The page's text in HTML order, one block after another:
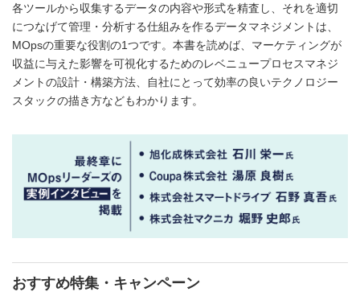
各ツールから収集するデータの内容や形式を精査し、それを適切
につなげて管理・分析する仕組みを作るデータマネジメントは、
MOpsの重要な役割の1つです。本書を読めば、マーケティングが
収益に与えた影響を可視化するためのレベニュープロセスマネジ
メントの設計・構築方法、自社にとって効率の良いテクノロジー
スタックの描き方などもわかります。
おすすめ特集・キャンペーン